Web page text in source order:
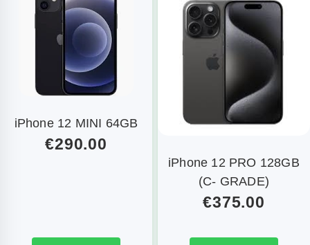
iPhone 12 MINI 64GB
€290.00
iPhone 12 PRO 128GB
(C- GRADE)
€375.00